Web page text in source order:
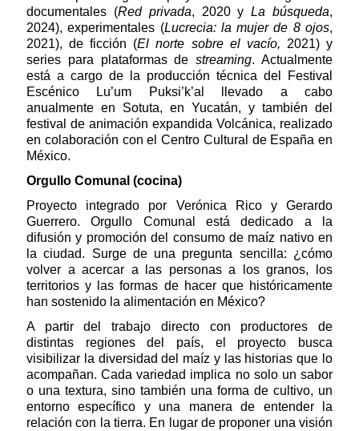
documentales (Red privada, 2020 yLa búsqueda,
2024), experimentales (Lucrecia: la mujer de 8 ojos,
2021), de ficción (El norte sobre el vacío, 2021) y
series para plataformas destreaming. Actualmente
está a cargo de la producción técnica del Festival
Escénico Lu’um Puksi’k’al llevado a cabo
anualmente en Sotuta, en Yucatán, y también del
festival de animación expandida Volcánica, realizado
en colaboración con el Centro Cultural de España en
México.
Orgullo Comunal (cocina)
Proyecto integrado por Verónica Rico y Gerardo
Guerrero. Orgullo Comunal está dedicado a la
difusión y promoción del consumo de maíz nativo en
la ciudad. Surge de una pregunta sencilla: ¿cómo
volver a acercar a las personas a los granos, los
territorios y las formas de hacer que históricamente
han sostenido la alimentación en México?
A partir del trabajo directo con productores de
distintas regiones del país, el proyecto busca
visibilizar la diversidad del maíz y las historias que lo
acompañan. Cada variedad implica no solo un sabor
o una textura, sino también una forma de cultivo, un
entorno específico y una manera de entender la
relación con la tierra. En lugar de proponer una visión